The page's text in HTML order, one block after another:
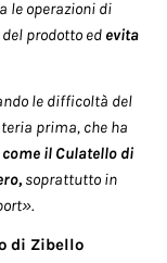
le operazioni di
prodotto ed evita
le difficoltà del
prima, che ha
il Culatello di
soprattutto in
di Zibello